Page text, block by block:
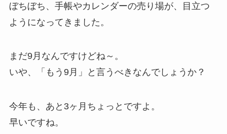
ぼちぼち、手帳やカレンダーの売り場が、目立つ
ようになってきました。
まだ9月なんですけどね～。
いや、「もう9月」と言うべきなんでしょうか？
今年も、あと3ヶ月ちょっとですよ。
早いですね。